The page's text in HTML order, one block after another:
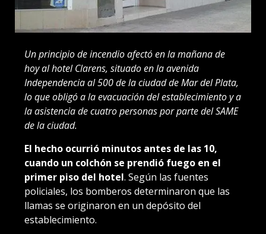
Un principio de incendio afectó en la mañana de
hoy al hotel Clarens, situado en la avenida
Independencia al 500 de la ciudad de Mar del Plata,
lo que obligó a la evacuación del establecimiento y a
la asistencia de cuatro personas por parte del SAME
de la ciudad.
El hecho ocurrió minutos antes de las 10,
cuando un colchón se prendió fuego en el
primer piso del hotel. Según las fuentes
policiales, los bomberos determinaron que las
llamas se originaron en un depósito del
establecimiento.